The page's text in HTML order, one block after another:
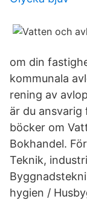
om din
kommunala
rening av
är du ansvarig
böcker om
Bokhandel.
Teknik,
hygien /